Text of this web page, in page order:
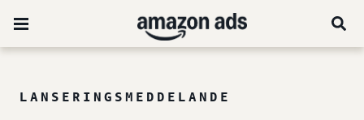
LANSERINGSMEDDELANDE